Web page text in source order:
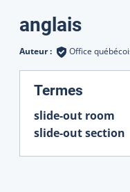
Traductions
anglais
Auteur : Office
Termes
slide-out room
slide-out section